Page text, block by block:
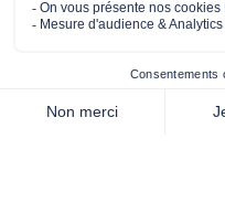
75637 PARIS CEDEX 13
01 40 78 06 56
Nous contacter
Qui sommes-nous ?